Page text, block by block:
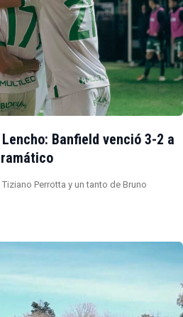
Banfield venció 3-2 a
Perrotta y un tanto de Bruno